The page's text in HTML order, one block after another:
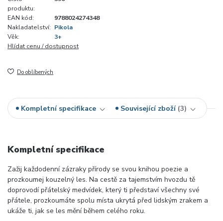
produktu:
EAN kód:
9788024274348
Nakladatelství: Pikola
Věk:
3+
Hlídat cenu / dostupnost
Do oblíbených
Kompletní specifikace Související zboží 3
Kompletní specifikace
Zažij každodenní zázraky přírody se svou knihou poezie a
prozkoumej kouzelný les. Na cestě za tajemstvím hvozdu tě
doprovodí přátelský medvídek, který ti představí všechny své
přátele, prozkoumáte spolu místa ukrytá před lidským zrakem a
ukáže ti, jak se les mění během celého roku.